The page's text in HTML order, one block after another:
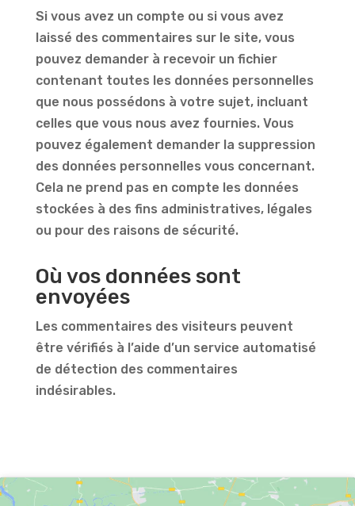
Si vous avez un compte ou si vous avez
laissé des commentaires sur le site, vous
pouvez demander à recevoir un fichier
contenant toutes les données personnelles
que nous possédons à votre sujet, incluant
celles que vous nous avez fournies. Vous
pouvez également demander la suppression
des données personnelles vous concernant.
Cela ne prend pas en compte les données
stockées à des fins administratives, légales
ou pour des raisons de sécurité.
Où vos données sont
envoyées
Les commentaires des visiteurs peuvent
être vérifiés à l’aide d’un service automatisé
de détection des commentaires
indésirables.